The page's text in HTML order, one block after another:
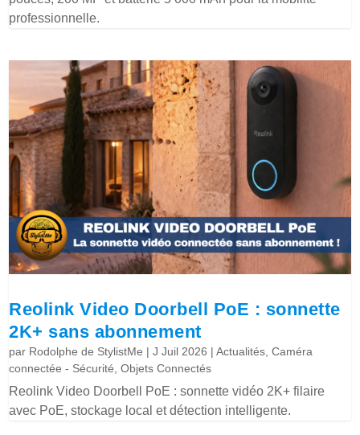
professionnelle.
Reolink Video Doorbell PoE : sonnette
2K+ sans abonnement
par Rodolphe de StylistMe |J Juil 2026 |Actualités,Caméra
connectée - Sécurité,Objets Connectés
Reolink Video Doorbell PoE : sonnette vidéo 2K+ filaire
avec PoE, stockage local et détection intelligente.